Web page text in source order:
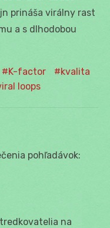
prináša virálny rast
a s dlhodobou
K-factor
kvalita
loops
pohľadávok:
na